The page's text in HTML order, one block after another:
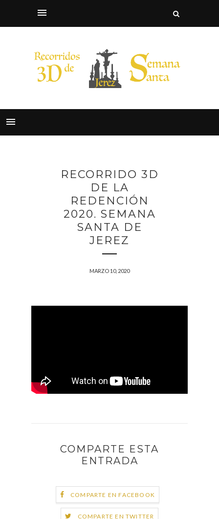
RECORRIDO 3D
DE LA
REDENCIÓN
2020. SEMANA
SANTA DE
JEREZ
MARZO 10, 2020
COMPARTE ESTA
ENTRADA
COMPARTE EN FACEBOOK
COMPARTE EN TWITTER